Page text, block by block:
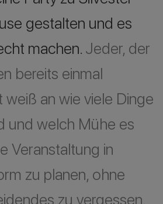
gestalten und es
machen. Jeder, der
bereits einmal
an wie viele Dinge
und welch Mühe es
Veranstaltung in
zu planen, ohne
zu vergessen.